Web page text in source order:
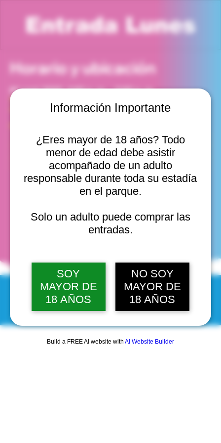
Información Importante
¿Eres mayor de 18 años? Todo
menor de edad debe asistir
acompañado de un adulto
responsable durante toda su estadía
en el parque.
Solo un adulto puede comprar las
entradas.
SOY
MAYOR DE
18 AÑOS
NO SOY
MAYOR DE
18 AÑOS
Build a FREE AI website with AI Website Builder
Entrada Lunes
Horario y ubicación
01 sept 2025, 4:00 p. m. – 5:00 p. m.
Viña del Mar, Cam. Internacional 2440, Viña del Mar,
Valparaíso, Chile
lun, 10 ago, 10:00 a. m.
lun, 10 ago, 11:00 a. m.
lun, 10 ago, 12:00 p. m.
Ver 20
fechas
© 2025 by Scantastic.